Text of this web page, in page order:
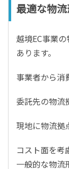
最適な物
越境EC事業
あります。
事業者から消
委託先の物流
現地に物流拠
コスト面を考
一般的な物流